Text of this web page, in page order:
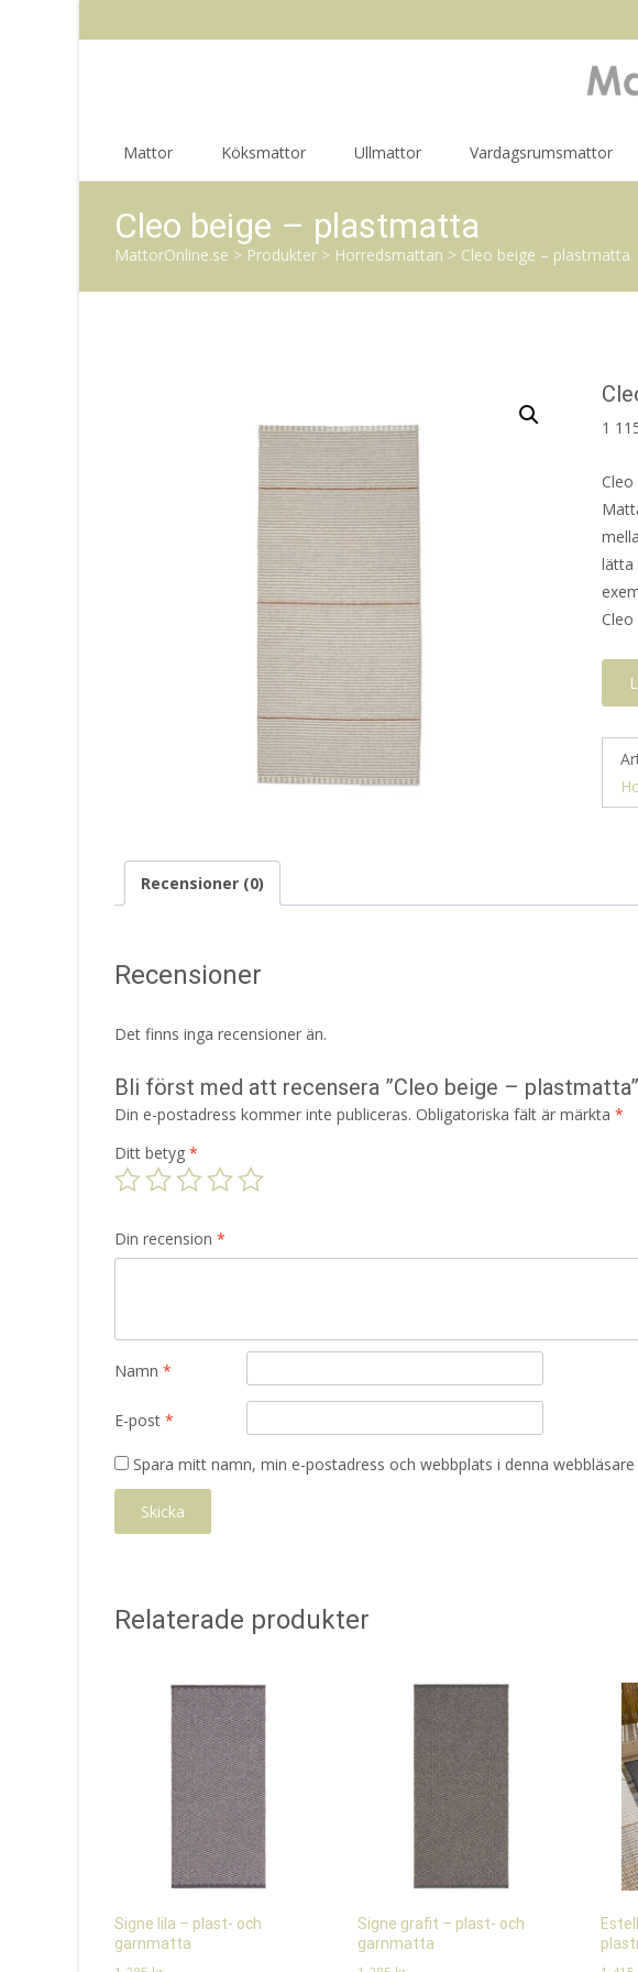
Mattor Köksmattor Ullmattor Vardagsrumsmattor
Cleo beige – plastmatta
MattorOnline.se > Produkter > Horredsmattan > Cleo beige – plastmatta
1
lätta
Recensioner (0)
Recensioner
Det finns inga recensioner än.
Bli först med att recensera ”Cleo beige – plastmatta”
Din e-postadress kommer inte publiceras. Obligatoriska fält är märkta *
Ditt betyg *
Din recension *
Namn *
E-post *
Spara mitt namn, min e-postadress och webbplats i denna
Relaterade produkter
Signe lila – plast- och
garnmatta
Signe grafit – plast- och
garnmatta